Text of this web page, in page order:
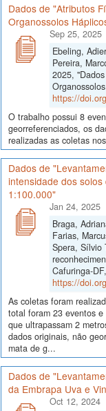
Dados de "Atributos
Organossolos
Sep 25, 2025
Ebeling,
Pereira,
2025,
https://
O trabalho possui 8
georreferenciados, os
realizadas as coletas
Dados de
intensidade dos
1:100.000"
Jan 24, 2025
Braga,
Farias,
Spera, Sílvio
Cafuringa-
https://
As coletas foram
total foram 23 eventos
que ultrapassam 2
dados originais, não
mata de g...
Dados de
da Embrapa Uva e
Oct 12, 2024